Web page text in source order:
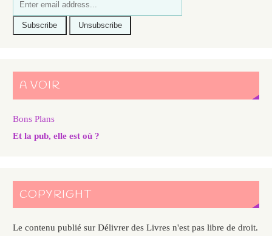
A VOIR
Bons Plans
Et la pub, elle est où ?
COPYRIGHT
Le contenu publié sur Délivrer des Livres n'est pas libre de droit.